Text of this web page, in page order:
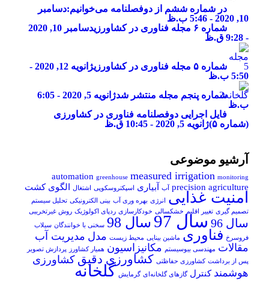
در شماره ششم از دوفصلنامه می‌خوانیم:دسامبر
10, 2020 - 5:46 ب.ظ
شماره ۶ مجله فناوری در کشاورزی
دسامبر 10, 2020
- 9:28 ق.ظ
شماره ۵ مجله فناوری در کشاورزی
ژانویه 12, 2020 -
5:50 ب.ظ
شماره پنجم مجله منتشر شد
ژانویه 5, 2020 - 6:05
ب.ظ
فایل اجرایی دوفصلنامه فناوری در کشاورزی
(شماره ۵)
ژانویه 5, 2020 - 10:45 ق.ظ
آرشیو موضوعی
automation greenhouse measured irrigation monitoring
precision agriculture آب آبیاری اسپکتروسکوپی اشتغال الگوی کشت
امنیت غذایی انرژی بهره وری آب بینی الکترونیکی تحلیل سیستم
تصمیم گیری تغییر اقلیم خشکسالی خودکارسازی ردپای اکولوژیک روش غیرتخریبی
سال 96 سال 97 سال 98 سخنی با خوانندگان سیلاب
فروسرخ فناوری ماشین بینایی محیط زیست مدل مدیریت آب
مقالات مهندسی بیوسیستم مکانیزاسیون همیار کشاورز
پردازش تصویر
پس از برداشت کشاورزی حفاظتی کشاورزی دقیق کشاورزی
هوشمند کنترل گازهای گلخانه‌ای گرمایش گلخانه